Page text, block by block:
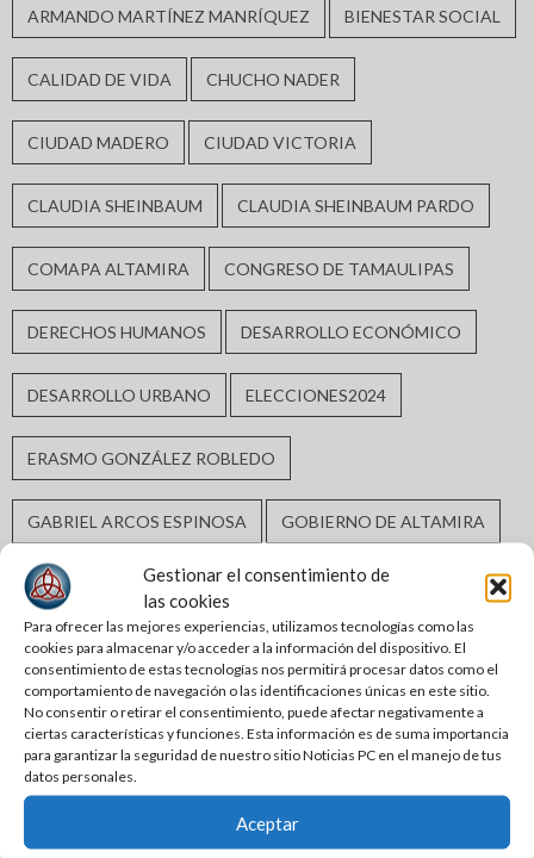
Gestionar el consentimiento de
las cookies
Para ofrecer las mejores experiencias, utilizamos tecnologías como las
cookies para almacenar y/o acceder a la información del dispositivo. El
consentimiento de estas tecnologías nos permitirá procesar datos como el
comportamiento de navegación o las identificaciones únicas en este sitio.
No consentir o retirar el consentimiento, puede afectar negativamente a
ciertas características y funciones. Esta información es de suma importancia
para garantizar la seguridad de nuestro sitio Noticias PC en el manejo de tus
datos personales.
Aceptar
ARMANDO MARTÍNEZ MANRÍQUEZ BIENESTAR SOCIAL
CALIDAD DE VIDA CHUCHO NADER
CIUDAD MADERO CIUDAD VICTORIA
CLAUDIA SHEINBAUM CLAUDIA SHEINBAUM PARDO
COMAPA ALTAMIRA CONGRESO DE TAMAULIPAS
DERECHOS HUMANOS DESARROLLO ECONÓMICO
DESARROLLO URBANO ELECCIONES2024
ERASMO GONZÁLEZ ROBLEDO
GABRIEL ARCOS ESPINOSA GOBIERNO DE ALTAMIRA
GOBIERNO DE TAMAULIPAS GOBIERNO MUNICIPAL
GUARDIA ESTATAL INCLUSIÓN SOCIAL
INFRAESTRUCTURA HIDRÁULICA
INFRAESTRUCTURA URBANA
MÓNICA VILLARREAL ANAYA